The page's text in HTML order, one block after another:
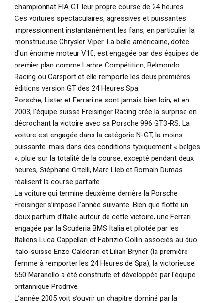
championnat FIA GT leur propre course de 24 heures.
Ces voitures spectaculaires, agressives et puissantes
impressionnent instantanément les fans, en particulier la
monstrueuse Chrysler Viper. La belle américaine, dotée
d'un énorme moteur V10, est engagée par des équipes de
premier plan comme Larbre Compétition, Belmondo
Racing ou Carsport et elle remporte les deux premières
éditions version GT des 24 Heures Spa.
Porsche, Lister et Ferrari ne sont jamais bien loin, et en
2003, l'équipe suisse Freisinger Racing crée la surprise en
décrochant la victoire avec sa Porsche 996 GT3-RS. La
voiture est engagée dans la catégorie N-GT, la moins
puissante, mais dans des conditions typiquement « belges
», pluie sur la totalité de la course, excepté pendant deux
heures, Stéphane Ortelli, Marc Lieb et Romain Dumas
réalisent la course parfaite.
La voiture qui termine deuxième derrière la Porsche
Freisinger s’impose l’année suivante. Bien que flotte un
doux parfum d’Italie autour de cette victoire, une Ferrari
engagée par la Scuderia BMS Italia et pilotée par les
Italiens Luca Cappellari et Fabrizio Gollin associés au duo
italo-suisse Enzo Calderari et Lilian Bryner (la première
femme à remporter les 24 Heures de Spa), la victorieuse
550 Maranello a été construite et développée par l'équipe
britannique Prodrive.
L’année 2005 voit s’ouvrir un chapitre dominé par la